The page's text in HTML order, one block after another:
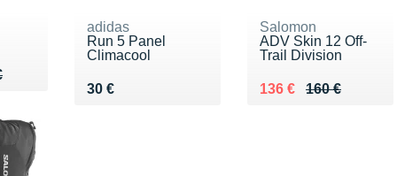
€
adidas
Run 5 Panel
Climacool
30 €
Vendu 30 €
Salomon
ADV Skin 12 Off-
Trail Division
160 €
Au lieu de 160 €
136 €
Vendu 136 €